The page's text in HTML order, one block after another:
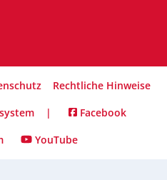
Rechtliche Hinweise
|
Facebook
YouTube